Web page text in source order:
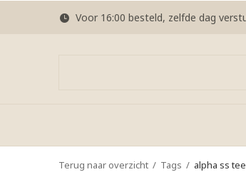
Voor 16:00 besteld, zelfde dag
Terug naar overzicht Tags alpha ss